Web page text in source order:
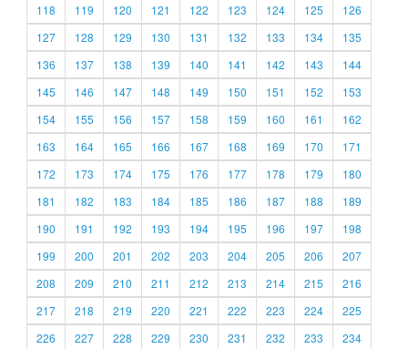
118
119 120 121 122 123 124 125
126
127
128 129 130 131 132 133 134
135
136
137 138 139 140 141 142 143
144
145
146 147 148 149 150 151 152
153
154
155 156 157 158 159 160 161
162
163
164 165 166 167 168 169 170
171
172
173 174 175 176 177 178 179
180
181
182 183 184 185 186 187 188
189
190
191 192 193 194 195 196 197
198
199
200 201 202 203 204 205 206
207
208
209 210 211 212 213 214 215
216
217
218 219 220 221 222 223 224
225
226
227 228 229 230 231 232 233 234